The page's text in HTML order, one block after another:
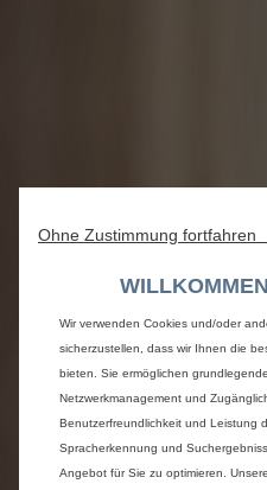
Ohne Zustimmung
Wir verwenden Cookies und/oder
sicherzustellen, dass wir Ihnen die
bieten. Sie ermöglichen
Netzwerkmanagement und
Benutzerfreundlichkeit und Leistung
Spracherkennung und
Angebot für Sie zu optimieren.